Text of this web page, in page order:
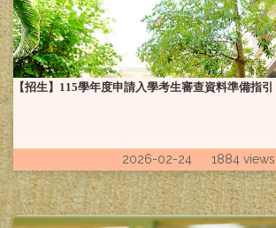
【招生】115學年度申請入學考生審查資料準備指引
2026-02-24 1884 views